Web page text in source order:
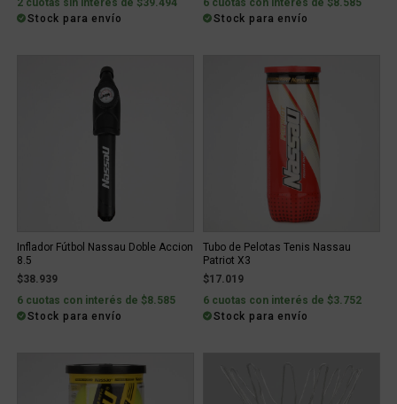
2 cuotas sin interés de $39.494
Stock para envío
6 cuotas con interés de $8.585
Stock para envío
Inflador Fútbol Nassau Doble Accion
8.5
$38.939
6 cuotas con interés de $8.585
Stock para envío
Tubo de Pelotas Tenis Nassau
Patriot X3
$17.019
6 cuotas con interés de $3.752
Stock para envío